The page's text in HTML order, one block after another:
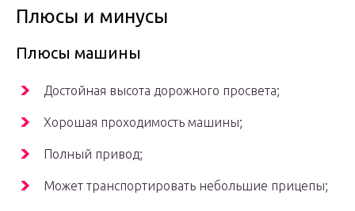
Плюсы и минусы
Плюсы машины
Достойная высота дорожного просвета;
Хорошая проходимость машины;
Полный привод;
Может транспортировать небольшие прицепы;